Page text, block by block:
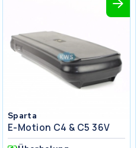
Sparta
E-Motion C4 & C5 36V